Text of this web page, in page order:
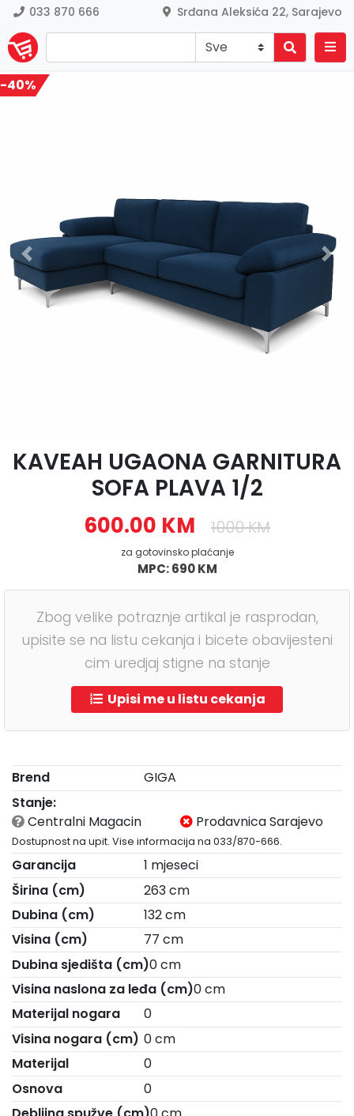
033 870 666 Srđana Aleksića 22, Sarajevo
-40%
Previous Next
KAVEAH UGAONA GARNITURA
SOFA PLAVA 1/2
600.00 KM 1000 KM
za gotovinsko plaćanje
MPC: 690 KM
Zbog velike potraznje artikal je rasprodan,
upisite se na listu cekanja i bicete obavijesteni
cim uredjaj stigne na stanje
Upisi me u listu cekanja
Brend
GIGA
Stanje:
Centralni Magacin
Prodavnica Sarajevo
Dostupnost na upit. Vise informacija na 033/870-666.
Garancija
1 mjeseci
Širina (cm)
263 cm
Dubina (cm)
132 cm
Visina (cm)
77 cm
Dubina sjedišta (cm)0 cm
Visina naslona za leđa (cm)0 cm
Materijal nogara
0
Visina nogara (cm) 0 cm
Materijal
0
Osnova
0